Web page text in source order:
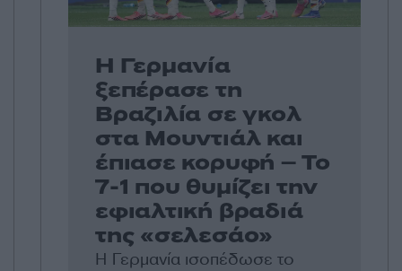
Η Γερμανία
ξεπέρασε τη
Βραζιλία σε γκολ
στα Μουντιάλ και
έπιασε κορυφή – Το
7-1 που θυμίζει την
εφιαλτική βραδιά
της «σελεσάο»
Η Γερμανία ισοπέδωσε το